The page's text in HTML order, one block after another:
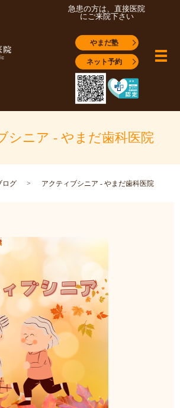
急患の方は、直接医院
にご来院下さい
やまだ塾
ネット予約 メ
シニア - やまだ歯科医院
ログ アクティブシニア - やまだ歯科医院